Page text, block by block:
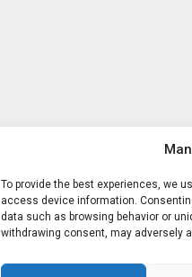
To provide the best experiences, we
access device information.
data such as browsing behavior or
withdrawing consent, may adversely